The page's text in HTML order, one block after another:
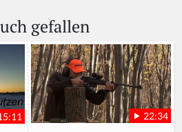
gefallen
22:34